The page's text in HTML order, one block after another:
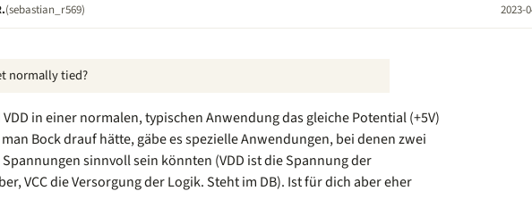
(sebastian_r569) 2023-
normally tied?
VDD in einer normalen, typischen Anwendung das gleiche Potential (+5V)
Bock drauf hätte, gäbe es spezielle Anwendungen, bei denen zwei
sinnvoll sein könnten (VDD ist die Spannung der
VCC die Versorgung der Logik. Steht im DB). Ist für dich aber eher